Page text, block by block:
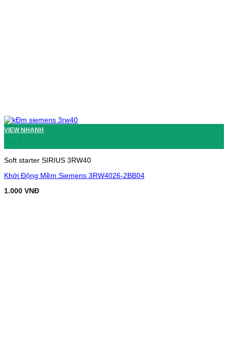
+
VIEW NHANH
Soft starter SIRIUS 3RW40
Khởi Động Mềm Siemens 3RW4026-2BB04
1.000 VNĐ